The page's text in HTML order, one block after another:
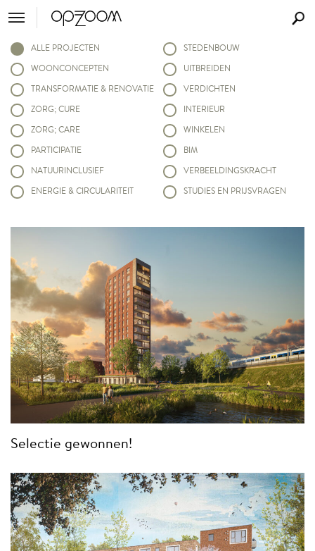
ALLE PROJECTEN
WOONCONCEPTEN
TRANSFORMATIE & RENOVATIE
ZORG; CURE
ZORG; CARE
PARTICIPATIE
NATUURINCLUSIEF
ENERGIE & CIRCULARITEIT
STEDENBOUW
UITBREIDEN
VERDICHTEN
INTERIEUR
WINKELEN
BIM
VERBEELDINGSKRACHT
STUDIES EN PRIJSVRAGEN
Selectie gewonnen!